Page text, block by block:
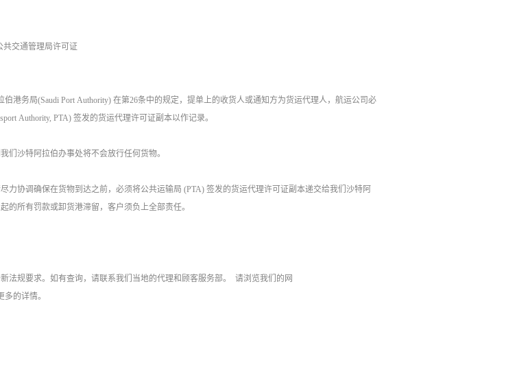
交通管理局许可证
伯港务局(Saudi Port Authority) 在第26条中的规定，提单上的收货人或通知方为货运代理人，航运公司必
Authority, PTA) 签发的货运代理许可证副本以作记录。
们沙特阿拉伯办事处将不会放行任何货物。
力协调确保在货物到达之前，必须将公共运输局 (PTA) 签发的货运代理许可证副本递交给我们沙特阿
的所有罚款或卸货港滞留，客户须负上全部责任。
法规要求。如有查询，请联系我们当地的代理和顾客服务部。 请浏览我们的网
多的详情。